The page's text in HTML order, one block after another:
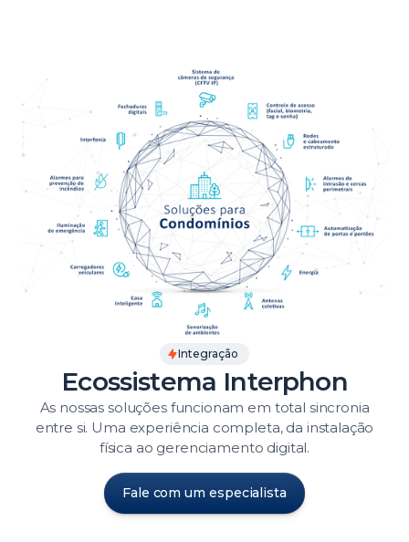
Integração
Ecossistema Interphon
As nossas soluções funcionam em total sincronia
entre si. Uma experiência completa, da instalação
física ao gerenciamento digital.
Fale com um especialista